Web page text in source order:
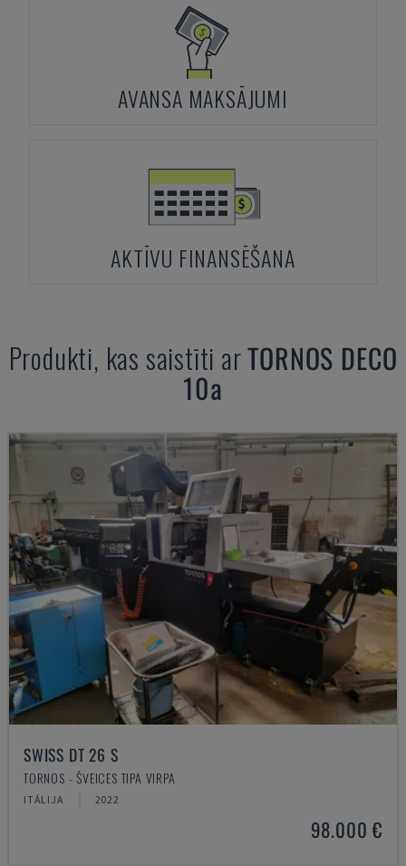
AVANSA MAKSĀJUMI
AKTĪVU FINANSĒŠANA
Produkti, kas saistīti arTORNOS DECO
10a
SWISS DT 26 S
TORNOS - ŠVEICES TIPA VIRPA
ITĀLIJA 2022
98.000 €